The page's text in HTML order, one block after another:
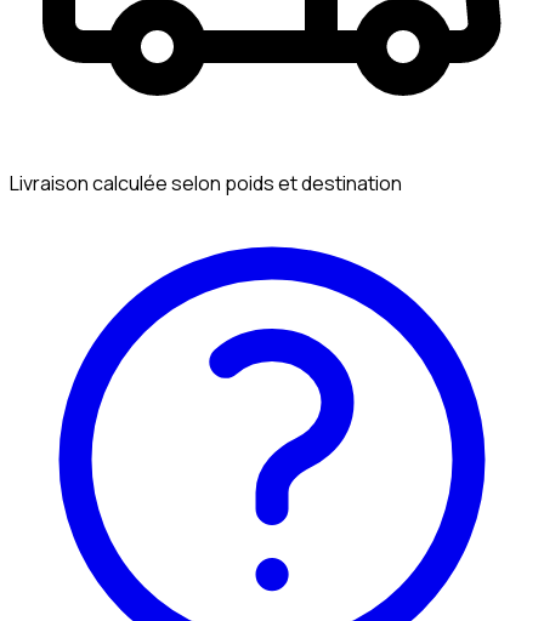
Livraison calculée selon poids et destination